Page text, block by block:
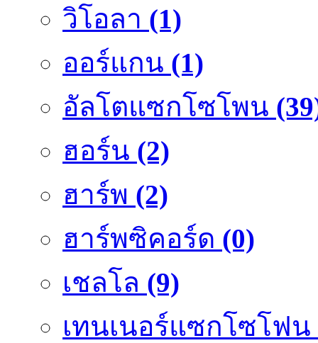
วิโอลา (1)
ออร์แกน (1)
อัลโตแซกโซโพน
ฮอร์น (2)
ฮาร์พ (2)
ฮาร์พซิคอร์ด (0)
เชลโล (9)
เทนเนอร์แซกโซโฟน